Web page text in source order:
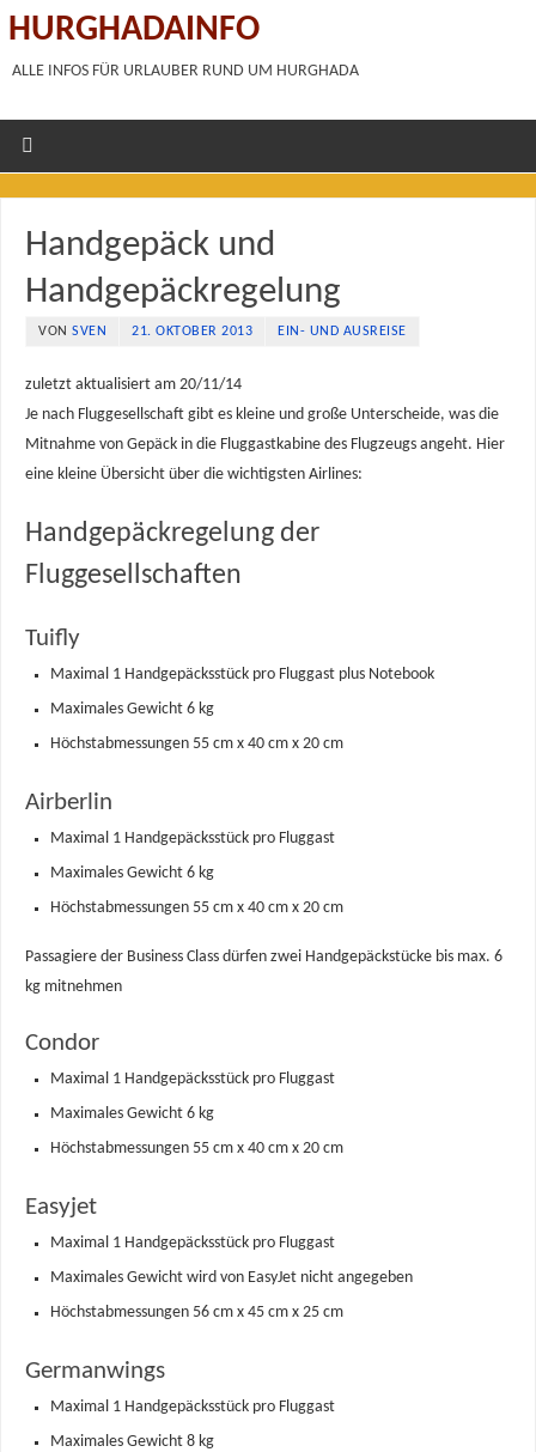
HURGHADAINFO
ALLE INFOS FÜR URLAUBER RUND UM HURGHADA
Handgepäck und
Handgepäckregelung
VONSVEN 21. OKTOBER 2013 EIN- UND AUSREISE
zuletzt aktualisiert am 20/11/14
Je nach Fluggesellschaft gibt es kleine und große Unterscheide, was die
Mitnahme von Gepäck in die Fluggastkabine des Flugzeugs angeht. Hier
eine kleine Übersicht über die wichtigsten Airlines:
Handgepäckregelung der
Fluggesellschaften
Tuifly
Maximal 1 Handgepäcksstück pro Fluggast plus Notebook
Maximales Gewicht 6 kg
Höchstabmessungen 55 cm x 40 cm x 20 cm
Airberlin
Maximal 1 Handgepäcksstück pro Fluggast
Maximales Gewicht 6 kg
Höchstabmessungen 55 cm x 40 cm x 20 cm
Passagiere der Business Class dürfen zwei Handgepäckstücke bis max. 6
kg mitnehmen
Condor
Maximal 1 Handgepäcksstück pro Fluggast
Maximales Gewicht 6 kg
Höchstabmessungen 55 cm x 40 cm x 20 cm
Easyjet
Maximal 1 Handgepäcksstück pro Fluggast
Maximales Gewicht wird von EasyJet nicht angegeben
Höchstabmessungen 56 cm x 45 cm x 25 cm
Germanwings
Maximal 1 Handgepäcksstück pro Fluggast
Maximales Gewicht 8 kg